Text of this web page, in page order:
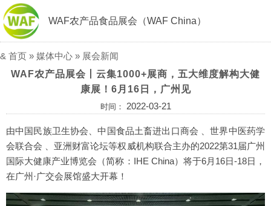
WAF农产品食品展会（WAF China）
& 首页 » 媒体中心 » 展会新闻
WAF农产品展会丨云集1000+展商，五大维度解构大健
康展！6月16日，广州见
时间： 2022-03-21
由中国民族卫生协会、中国食品土畜进出口商会 、世界中医药学
会联合会 、亚洲财富论坛等权威机构联合主办的2022第31届广州
国际大健康产业博览会（简称：IHE China）将于6月16日-18日，
在广州·广交会展馆盛大开幕！